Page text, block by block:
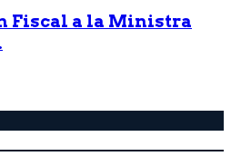
Fiscal a la Ministra